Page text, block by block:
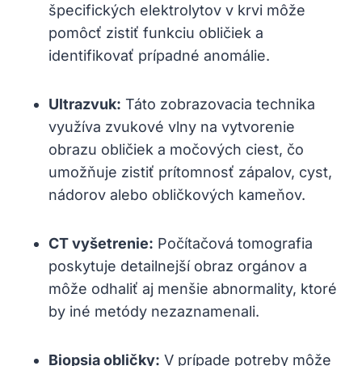
špecifických elektrolytov v krvi môže
pomôcť zistiť funkciu obličiek a
identifikovať prípadné anomálie.
Ultrazvuk: Táto zobrazovacia technika
využíva zvukové vlny na vytvorenie
obrazu obličiek a močových ciest, čo
umožňuje zistiť prítomnosť zápalov, cyst,
nádorov alebo obličkových kameňov.
CT vyšetrenie: Počítačová tomografia
poskytuje detailnejší obraz orgánov a
môže odhaliť aj menšie abnormality, ktoré
by iné metódy nezaznamenali.
Biopsia obličky: V prípade potreby môže